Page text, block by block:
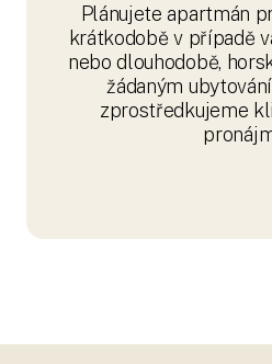
Plánujete apartmán
krátkodobě v případě
nebo dlouhodobě,
žádaným
zprostředkujeme